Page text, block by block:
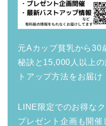
元Aカップ貧乳から30
秘訣と15,000人以上
トアップ方法をお届け
LINE限定でのお得な
プレゼント企画も開